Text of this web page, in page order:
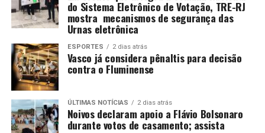
do Sistema Eletrônico de Votação, TRE-RJ
mostra mecanismos de segurança das
Urnas eletrônica
ESPORTES 2 dias atrás
Vasco já considera pênaltis para decisão
contra o Fluminense
ÚLTIMAS NOTÍCIAS 2 dias atrás
Noivos declaram apoio a Flávio Bolsonaro
durante votos de casamento; assista